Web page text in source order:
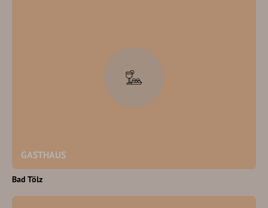
GASTHAUS
Bad Tölz